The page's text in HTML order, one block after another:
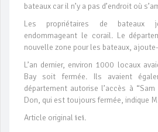
bateaux car il n’y a pas d’endroit où
Les propriétaires de bateaux
endommageant le corail. Le
nouvelle zone pour les bateaux,
L’an dernier, environ 1000 locaux
Bay soit fermée. Ils avaient
département autorise l’accès à
Don, qui est toujours fermée, indique
Article original ici.